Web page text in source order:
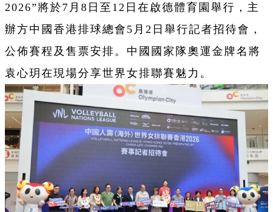
2026”將於7月8日至12日在啟德體育園舉行，主
辦方中國香港排球總會5月2日舉行記者招待會，
公佈賽程及售票安排。中國國家隊奧運金牌名將
袁心玥在現場分享世界女排聯賽魅力。